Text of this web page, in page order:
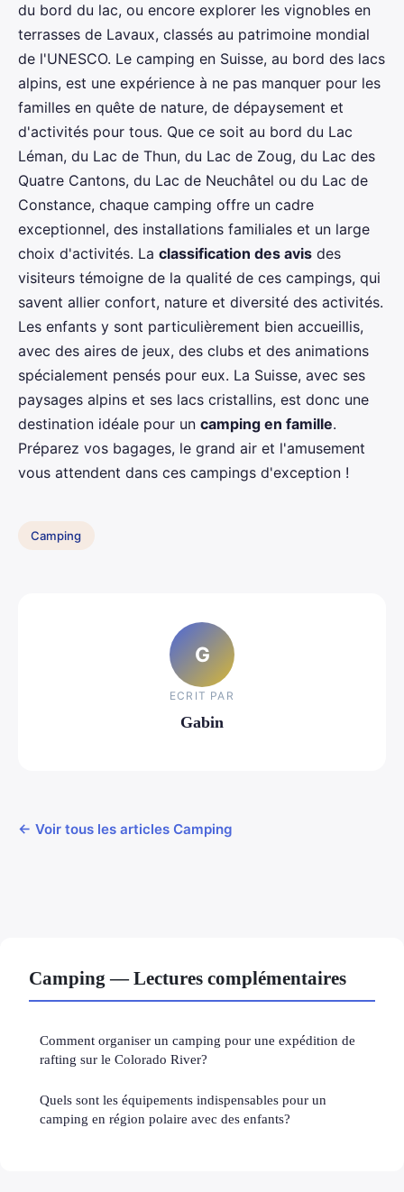
du bord du lac, ou encore explorer les vignobles en
terrasses de Lavaux, classés au patrimoine mondial
de l'UNESCO. Le camping en Suisse, au bord des lacs
alpins, est une expérience à ne pas manquer pour les
familles en quête de nature, de dépaysement et
d'activités pour tous. Que ce soit au bord du Lac
Léman, du Lac de Thun, du Lac de Zoug, du Lac des
Quatre Cantons, du Lac de Neuchâtel ou du Lac de
Constance, chaque camping offre un cadre
exceptionnel, des installations familiales et un large
choix d'activités. La classification des avis des
visiteurs témoigne de la qualité de ces campings, qui
savent allier confort, nature et diversité des activités.
Les enfants y sont particulièrement bien accueillis,
avec des aires de jeux, des clubs et des animations
spécialement pensés pour eux. La Suisse, avec ses
paysages alpins et ses lacs cristallins, est donc une
destination idéale pour un camping en famille.
Préparez vos bagages, le grand air et l'amusement
vous attendent dans ces campings d'exception !
Camping
G
ECRIT PAR
Gabin
← Voir tous les articles Camping
Camping — Lectures complémentaires
Comment organiser un camping pour une expédition de
rafting sur le Colorado River?
Quels sont les équipements indispensables pour un
camping en région polaire avec des enfants?